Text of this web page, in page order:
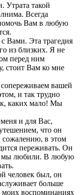
Утрата такой
Всегда
Вам в любую
с Вами. Эта трагедия
из близких. Я не
перед ним
стоит Вам ко мне
вашей
и так трудно
каких мало! Мы
и для Вас,
что он
сожалению, в этом
переживать. Он
мы любили. В любую
человек был, он
больше
моих воспоминаниях